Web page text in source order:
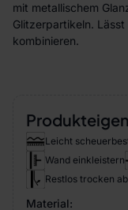
mit metallischem
Glitzerpartikeln.
kombinieren.
Leicht
Wand einkleistern
Restlos trocken
Material: